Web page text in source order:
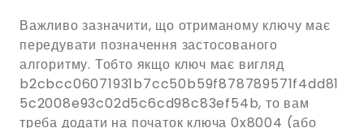
Важливо зазначити, що отриманому ключу має
передувати позначення застосованого
алгоритму. Тобто якщо ключ має вигляд
b2cbcc06071931b7cc50b59f878789571f4dd81
5c2008e93c02d5c6cd98c83ef54b, то вам
треба додати на початок ключа 0x8004 (або